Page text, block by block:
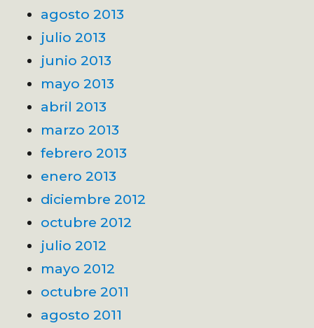
agosto 2013
julio 2013
junio 2013
mayo 2013
abril 2013
marzo 2013
febrero 2013
enero 2013
diciembre 2012
octubre 2012
julio 2012
mayo 2012
octubre 2011
agosto 2011